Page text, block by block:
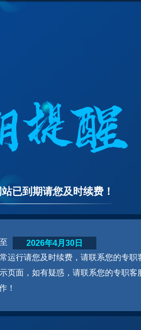
已到期请您及时续费！
运行请您及时续费，请联系您的专职
页面，如有疑惑，请联系您的专职客
！
2026年4月30日